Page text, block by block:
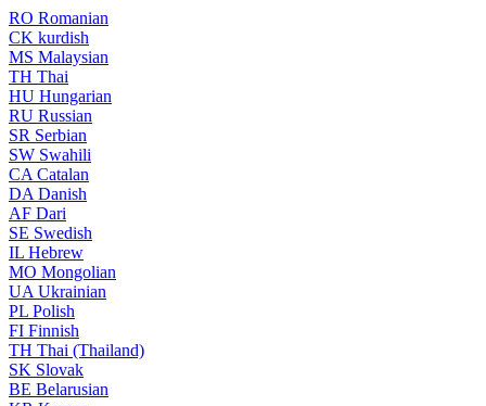
RO Romanian
CK kurdish
MS Malaysian
TH Thai
HU Hungarian
RU Russian
SR Serbian
SW Swahili
CA Catalan
DA Danish
AF Dari
SE Swedish
IL Hebrew
MO Mongolian
UA Ukrainian
PL Polish
FI Finnish
TH Thai (Thailand)
SK Slovak
BE Belarusian